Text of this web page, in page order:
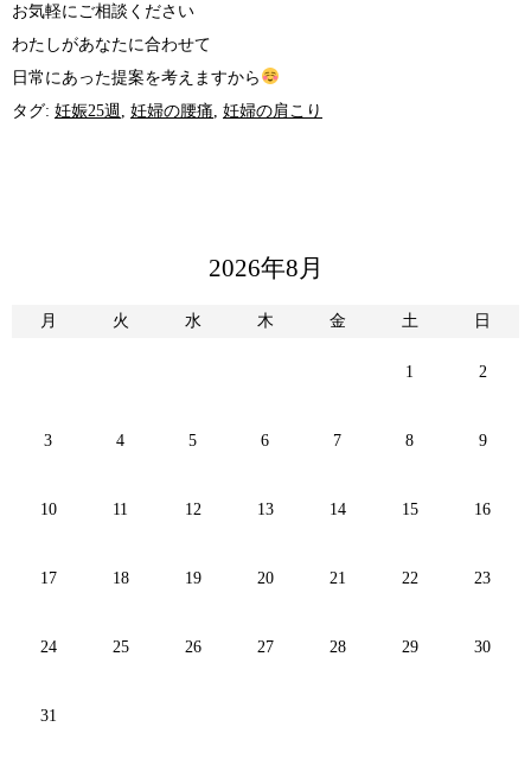
お気軽にご相談ください
わたしがあなたに合わせて
日常にあった提案を考えますから
タグ: 妊娠25週 妊婦の腰痛 妊婦の肩こり
2026年8月
月 火 水 木 金 土 日
1 2
3 4 5 6 7 8 9
10 11 12 13 14 15 16
17 18 19 20 21 22 23
24 25 26 27 28 29 30
31